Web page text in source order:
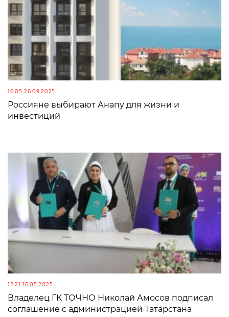
16:05 26.09.2025
Россияне выбирают Анапу для жизни и
инвестиций
12:21 16.05.2025
Владелец ГК ТОЧНО Николай Амосов подписал
соглашение с администрацией Татарстана